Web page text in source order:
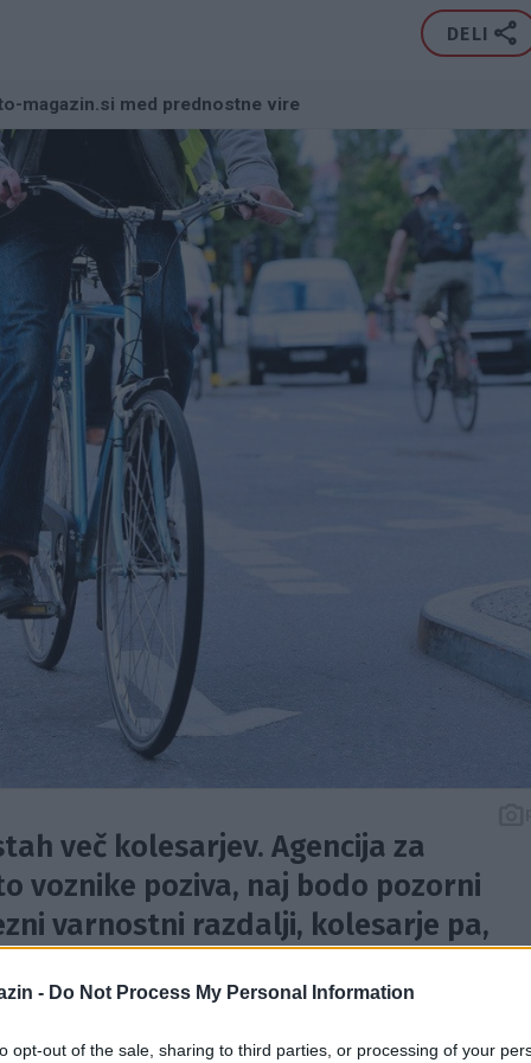
- Do Not Process My Personal Information
opt-out of the sale, sharing to third parties, or processing of your
DELI
magazin.si med prednostne vire
več kolesarjev. Agencija za
voznike poziva, naj bodo pozorni
varnostni razdalji, kolesarje pa,
s policijo bo prihodnji teden
akcijo Mikromobilnost, ki bo